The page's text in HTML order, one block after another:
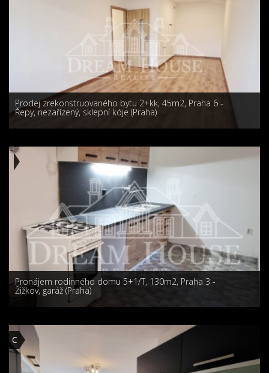
Prodej zrekonstruovaného bytu 2+kk, 45m2, Praha 6 -
Řepy, nezařízený, sklepní kóje (Praha)
Pronájem rodinného domu 5+1/T, 130m2, Praha 3 -
Žižkov, garáž (Praha)
C